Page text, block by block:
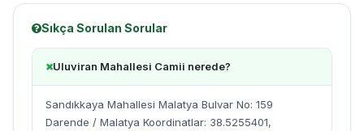
Sıkça Sorulan Sorular
Uluviran Mahallesi Camii nerede?
Sandıkkaya Mahallesi Malatya Bulvar No: 159
Darende / Malatya Koordinatlar: 38.5255401,